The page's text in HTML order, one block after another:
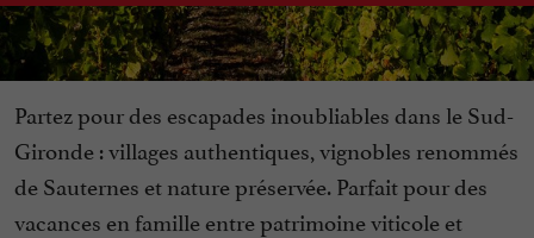
Partez pour des escapades inoubliables dans le Sud-
Gironde : villages authentiques, vignobles renommés
de Sauternes et nature préservée. Parfait pour des
vacances en famille entre patrimoine viticole et